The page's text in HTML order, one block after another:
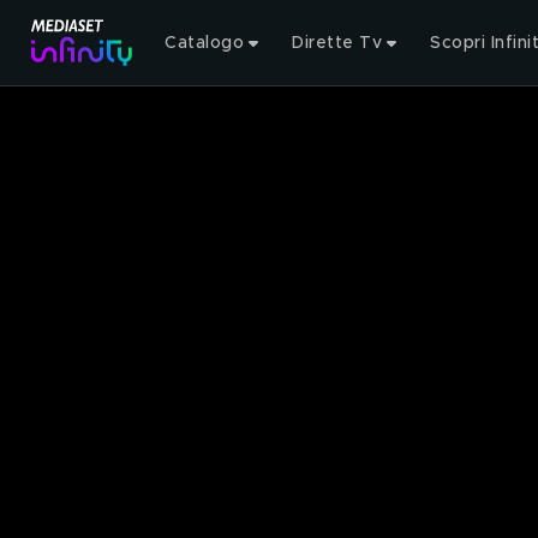
Catalogo Dirette Tv Scopri